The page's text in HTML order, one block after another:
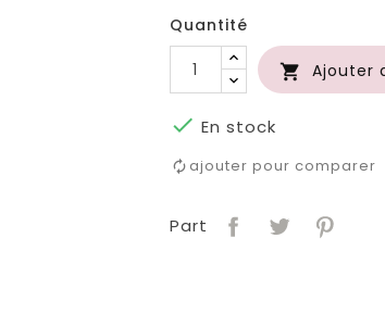
Quantité
 Ajouter
 En stock
ajouter pour comparer
Part